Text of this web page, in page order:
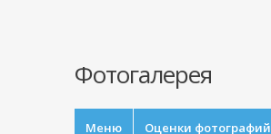
Фотогалерея
Меню Оценки фотографий